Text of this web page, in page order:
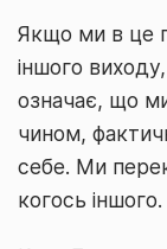
Якщо ми в це
іншого
означає, що
чином,
себе. Ми
когось іншого.